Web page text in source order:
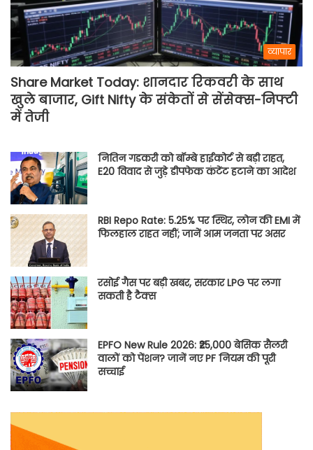
व्यापार
Share Market Today: शानदार रिकवरी के साथ
खुले बाजार, Gift Nifty के संकेतों से सेंसेक्स-निफ्टी
में तेजी
नितिन गडकरी को बॉम्बे हाईकोर्ट से बड़ी राहत,
E20 विवाद से जुड़े डीपफेक कंटेंट हटाने का आदेश
RBI Repo Rate: 5.25% पर स्थिर, लोन की EMI में
फिलहाल राहत नहीं; जानें आम जनता पर असर
रसोई गैस पर बड़ी खबर, सरकार LPG पर लगा
सकती है टैक्स
EPFO New Rule 2026: ₹25,000 बेसिक सैलरी
वालों को पेंशन? जानें नए PF नियम की पूरी
सच्चाई